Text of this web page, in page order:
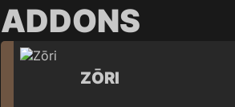
ADDONS
ZŌRI